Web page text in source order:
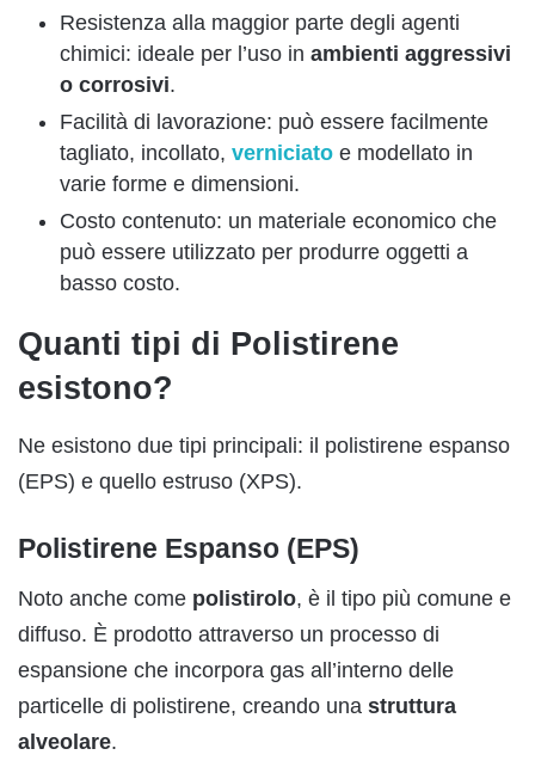
Resistenza alla maggior parte degli agenti
chimici: ideale per l’uso in ambienti aggressivi
o corrosivi.
Facilità di lavorazione: può essere facilmente
tagliato, incollato, verniciato e modellato in
varie forme e dimensioni.
Costo contenuto: un materiale economico che
può essere utilizzato per produrre oggetti a
basso costo.
Quanti tipi di Polistirene
esistono?
Ne esistono due tipi principali: il polistirene espanso
(EPS) e quello estruso (XPS).
Polistirene Espanso (EPS)
Noto anche come polistirolo, è il tipo più comune e
diffuso. È prodotto attraverso un processo di
espansione che incorpora gas all’interno delle
particelle di polistirene, creando una struttura
alveolare.